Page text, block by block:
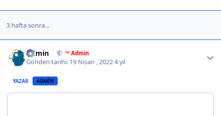
3 hafta sonra...
Admin ™ Admin
Gönderi tarihi: 19 Nisan , 20224 yıl
YAZAR ADMIN